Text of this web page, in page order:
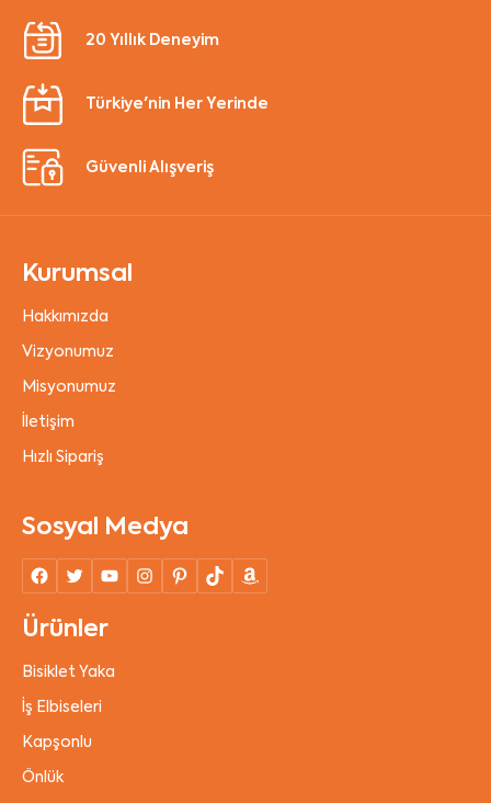
20 Yıllık Deneyim
Türkiye'nin Her Yerinde
Güvenli Alışveriş
Kurumsal
Hakkımızda
Vizyonumuz
Misyonumuz
İletişim
Hızlı Sipariş
Sosyal Medya
Ürünler
Bisiklet Yaka
İş Elbiseleri
Kapşonlu
Önlük